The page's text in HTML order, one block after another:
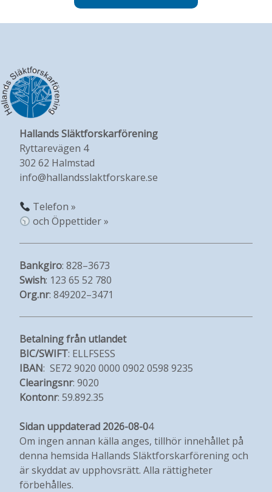
Hallands Släktforskarförening
Ryttarevägen 4
302 62 Halmstad
info@hallandsslaktforskare.se
Telefon »
och Öppettider »
Bankgiro: 828–3673
Swish: 123 65 52 780
Org.nr: 849202–3471
Betalning från utlandet
BIC/SWIFT: ELLFSESS
IBAN: SE72 9020 0000 0902 0598 9235
Clearingsnr: 9020
Kontonr: 59.892.35
Sidan uppdaterad 2026-08-04
Om ingen annan källa anges, tillhör innehållet på
denna hemsida Hallands Släktforskarförening och
är skyddat av upphovsrätt. Alla rättigheter
förbehålles.